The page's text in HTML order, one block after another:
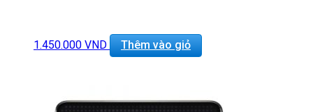
1.450.000 VND Thêm vào giỏ